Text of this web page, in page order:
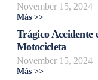
November 15, 2024
Más >>
Trágico Accidente
Motocicleta
November 15, 2024
Más >>